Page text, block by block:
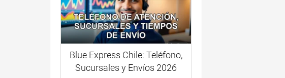
Blue Express Chile: Teléfono,
Sucursales y Envíos 2026